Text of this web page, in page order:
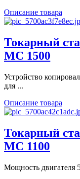
Описание товара
Токарный
MC 1500
Устройство
для ...
Описание товара
Токарный
MC 1100
Мощность двигателя